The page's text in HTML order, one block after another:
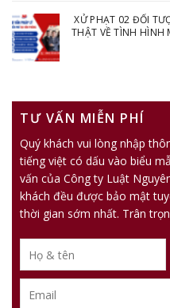
XỬ PHẠT 02 ĐỐI
THẬT VỀ TÌNH HÌNH
TƯ VẤN MIỄN PHÍ
Quý khách vui lòng nhập
tiếng việt có dấu vào biểu
vấn của Công ty Luật
khách đều được bảo mật
thời gian sớm nhất. Trân